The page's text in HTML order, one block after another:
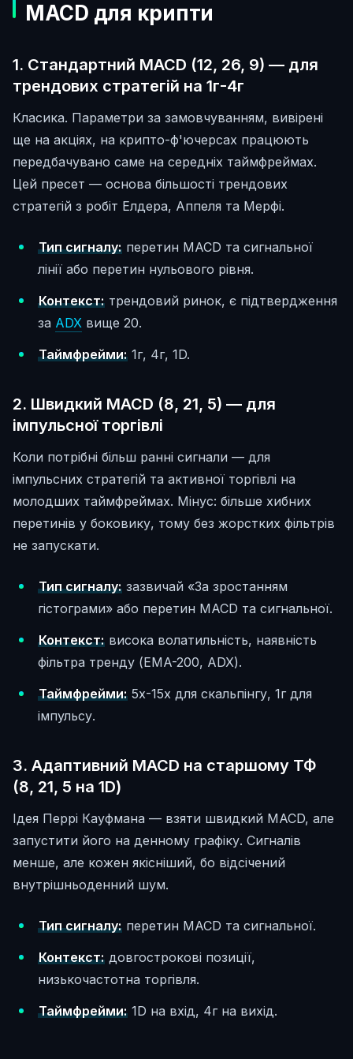
MACD для крипти
1. Стандартний MACD (12, 26, 9) — для
трендових стратегій на 1г-4г
Класика. Параметри за замовчуванням, вивірені
ще на акціях, на крипто-ф'ючерсах працюють
передбачувано саме на середніх таймфреймах.
Цей пресет — основа більшості трендових
стратегій з робіт Елдера, Аппеля та Мерфі.
Тип сигналу:перетин MACD та сигнальної
лінії або перетин нульового рівня.
Контекст:трендовий ринок, є підтвердження
за ADX вище 20.
Таймфрейми:1г, 4г, 1D.
2. Швидкий MACD (8, 21, 5) — для
імпульсної торгівлі
Коли потрібні більш ранні сигнали — для
імпульсних стратегій та активної торгівлі на
молодших таймфреймах. Мінус: більше хибних
перетинів у боковику, тому без жорстких фільтрів
не запускати.
Тип сигналу:зазвичай «За зростанням
гістограми» або перетин MACD та сигнальної.
Контекст:висока волатильність, наявність
фільтра тренду (EMA-200, ADX).
Таймфрейми:5х-15х для скальпінгу, 1г для
імпульсу.
3. Адаптивний MACD на старшому ТФ
(8, 21, 5 на 1D)
Ідея Перрі Кауфмана — взяти швидкий MACD, але
запустити його на денному графіку. Сигналів
менше, але кожен якісніший, бо відсічений
внутрішньоденний шум.
Тип сигналу:перетин MACD та сигнальної.
Контекст:довгострокові позиції,
низькочастотна торгівля.
Таймфрейми:1D на вхід, 4г на вихід.